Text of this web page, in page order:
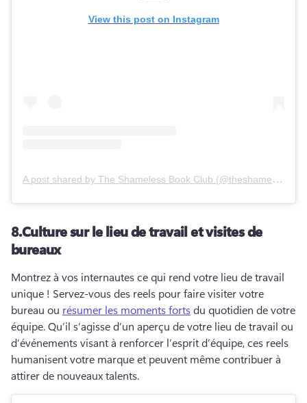
View this post on Instagram
A post shared by The Shameless Book Club (@theshamelessbookclub
8.Culture sur le lieu de travail et visites de
bureaux
Montrez à vos internautes ce qui rend votre lieu de travail
unique ! Servez-vous des reels pour faire visiter votre
bureau ou résumer les moments forts du quotidien de votre
équipe. Qu’il s’agisse d’un aperçu de votre lieu de travail ou
d’événements visant à renforcer l’esprit d’équipe, ces reels
humanisent votre marque et peuvent même contribuer à
attirer de nouveaux talents.